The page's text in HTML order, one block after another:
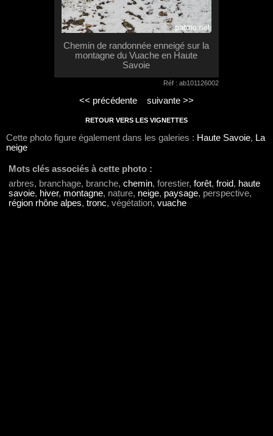
Chemin de randonnée enneigé sur la
montagne du Vuache en Haute
Savoie
Réf : ab101126002
<< précédente suivante >>
RETOUR VERS LES VIGNETTES
Cette photo figure également dans les galeries : Haute Savoie, La
neige
Mots clés associés à cette photo :
arbres, branchage, branche, chemin, forestier, forêt, froid, haute
savoie, hiver, montagne, nature, neige, paysage, perspective,
région rhône alpes, tronc, végétation, vuache